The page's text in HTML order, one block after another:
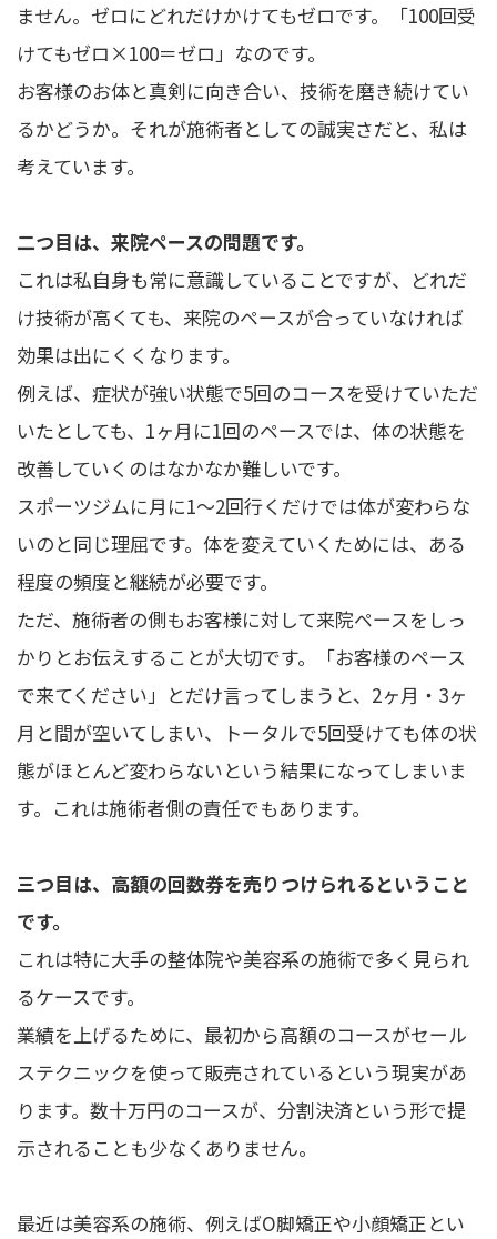
ません。ゼロにどれだけかけてもゼロです。「100回受
けてもゼロ×100＝ゼロ」なのです。
お客様のお体と真剣に向き合い、技術を磨き続けてい
るかどうか。それが施術者としての誠実さだと、私は
考えています。
二つ目は、来院ペースの問題です。
これは私自身も常に意識していることですが、どれだ
け技術が高くても、来院のペースが合っていなければ
効果は出にくくなります。
例えば、症状が強い状態で5回のコースを受けていただ
いたとしても、1ヶ月に1回のペースでは、体の状態を
改善していくのはなかなか難しいです。
スポーツジムに月に1〜2回行くだけでは体が変わらな
いのと同じ理屈です。体を変えていくためには、ある
程度の頻度と継続が必要です。
ただ、施術者の側もお客様に対して来院ペースをしっ
かりとお伝えすることが大切です。「お客様のペース
で来てください」とだけ言ってしまうと、2ヶ月・3ヶ
月と間が空いてしまい、トータルで5回受けても体の状
態がほとんど変わらないという結果になってしまいま
す。これは施術者側の責任でもあります。
三つ目は、高額の回数券を売りつけられるということ
です。
これは特に大手の整体院や美容系の施術で多く見られ
るケースです。
業績を上げるために、最初から高額のコースがセール
ステクニックを使って販売されているという現実があ
ります。数十万円のコースが、分割決済という形で提
示されることも少なくありません。
最近は美容系の施術、例えばO脚矯正や小顔矯正とい